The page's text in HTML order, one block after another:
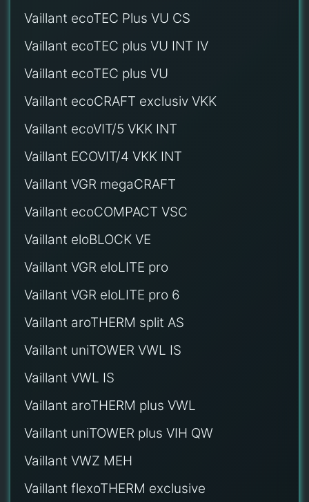
Vaillant ecoTEC Plus VU CS
Vaillant ecoTEC plus VU INT IV
Vaillant ecoTEC plus VU
Vaillant ecoCRAFT exclusiv VKK
Vaillant ecoVIT/5 VKK INT
Vaillant ECOVIT/4 VKK INT
Vaillant VGR megaCRAFT
Vaillant ecoCOMPACT VSC
Vaillant eloBLOCK VE
Vaillant VGR eloLITE pro
Vaillant VGR eloLITE pro 6
Vaillant aroTHERM split AS
Vaillant uniTOWER VWL IS
Vaillant VWL IS
Vaillant aroTHERM plus VWL
Vaillant uniTOWER plus VIH QW
Vaillant VWZ MEH
Vaillant flexoTHERM exclusive